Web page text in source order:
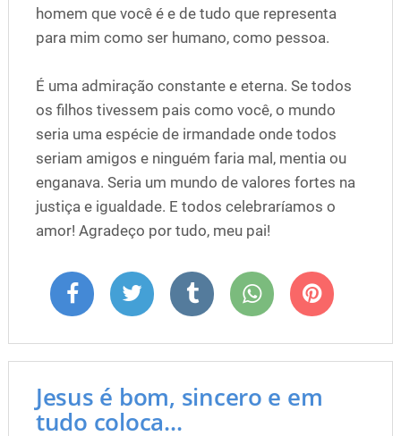
homem que você é e de tudo que representa
para mim como ser humano, como pessoa.
É uma admiração constante e eterna. Se todos
os filhos tivessem pais como você, o mundo
seria uma espécie de irmandade onde todos
seriam amigos e ninguém faria mal, mentia ou
enganava. Seria um mundo de valores fortes na
justiça e igualdade. E todos celebraríamos o
amor! Agradeço por tudo, meu pai!
Jesus é bom, sincero e em
tudo coloca...